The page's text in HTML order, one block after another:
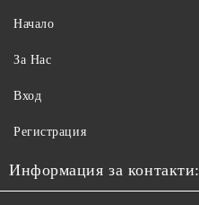
Начало
За Нас
Вход
Регистрация
Информация за контакти: